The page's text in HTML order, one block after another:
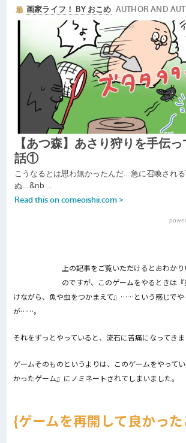
上の記事をご覧いただけるとおわか
のですが、このゲームをやるときは
けながら、魚や虫をつかまえて』……という感じでや
が……。
それをずっとやっていると、流石に苦痛になってき
ゲームそのものというよりは、このゲームをやって
かったゲーム』にノミネートされてしまいました。
ゲームを再開して良かった